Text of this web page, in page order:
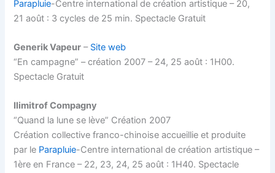
Parapluie-Centre international de création artistique – 20,
21 août : 3 cycles de 25 min. Spectacle Gratuit
Generik Vapeur – Site web
“En campagne” – création 2007 – 24, 25 août : 1H00.
Spectacle Gratuit
Ilimitrof Compagny
“Quand la lune se lève” Création 2007
Création collective franco-chinoise accueillie et produite
par le Parapluie-Centre international de création artistique –
1ère en France – 22, 23, 24, 25 août : 1H40. Spectacle